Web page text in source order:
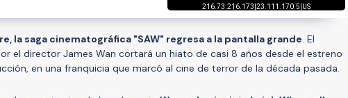
la saga cinematográfica "SAW" regresa a la pantalla grande. El
el director James Wan cortará un hiato de casi 8 años desde el estreno
en una franquicia que marcó al cine de terror de la década pasada.